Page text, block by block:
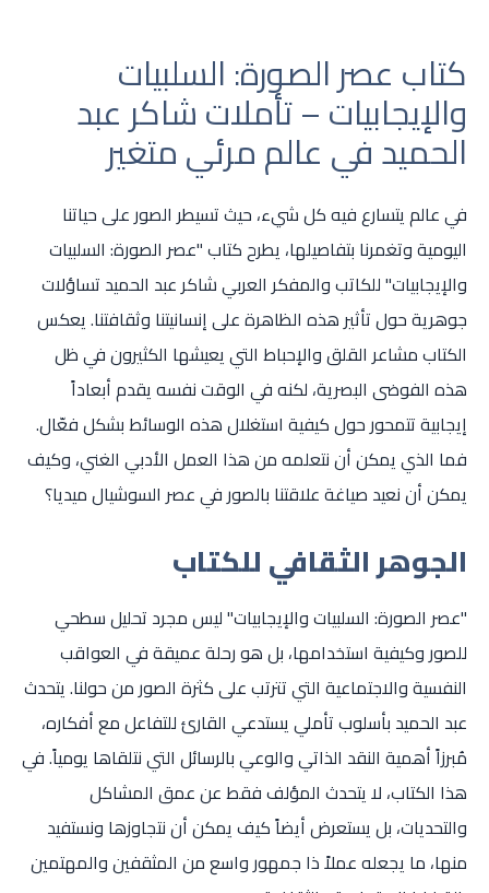
كتاب عصر الصورة: السلبيات
والإيجابيات – تأملات شاكر عبد
الحميد في عالم مرئي متغير
في عالم يتسارع فيه كل شيء، حيث تسيطر الصور على حياتنا
اليومية وتغمرنا بتفاصيلها، يطرح كتاب "عصر الصورة: السلبيات
والإيجابيات" للكاتب والمفكر العربي شاكر عبد الحميد تساؤلات
جوهرية حول تأثير هذه الظاهرة على إنسانيتنا وثقافتنا. يعكس
الكتاب مشاعر القلق والإحباط التي يعيشها الكثيرون في ظل
هذه الفوضى البصرية، لكنه في الوقت نفسه يقدم أبعاداً
إيجابية تتمحور حول كيفية استغلال هذه الوسائط بشكل فعّال.
فما الذي يمكن أن نتعلمه من هذا العمل الأدبي الغني، وكيف
يمكن أن نعيد صياغة علاقتنا بالصور في عصر السوشيال ميديا؟
الجوهر الثقافي للكتاب
"عصر الصورة: السلبيات والإيجابيات" ليس مجرد تحليل سطحي
للصور وكيفية استخدامها، بل هو رحلة عميقة في العواقب
النفسية والاجتماعية التي تترتب على كثرة الصور من حولنا. يتحدث
عبد الحميد بأسلوب تأملي يستدعي القارئ للتفاعل مع أفكاره،
مُبرزاً أهمية النقد الذاتي والوعي بالرسائل التي نتلقاها يومياً. في
هذا الكتاب، لا يتحدث المؤلف فقط عن عمق المشاكل
والتحديات، بل يستعرض أيضاً كيف يمكن أن نتجاوزها ونستفيد
منها، ما يجعله عملاً ذا جمهور واسع من المثقفين والمهتمين